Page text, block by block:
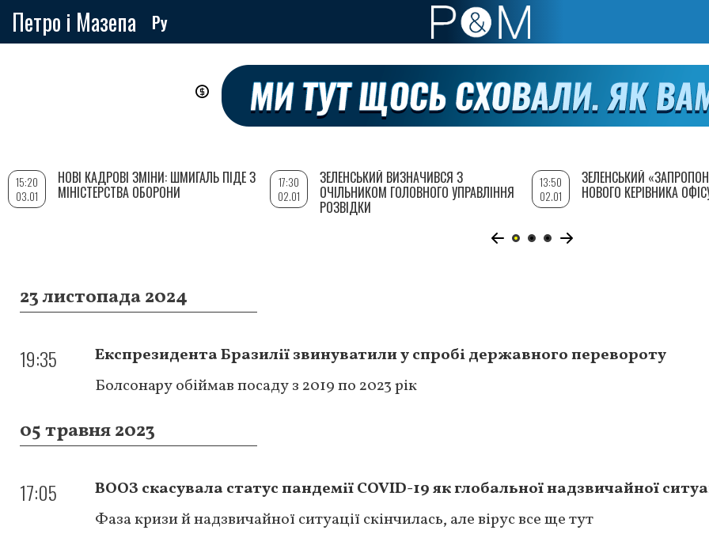
Петро і Мазепа Ру
23 листопада 2024
19:35
Експрезидента Бразилії звинуватили у спробі державного перевороту
Болсонару обіймав посаду з 2019 по 2023 рік
05 травня 2023
17:05
ВООЗ скасувала статус пандемії COVID-19 як глобальної надзвичайної
Фаза кризи й надзвичайної ситуації скінчилась, але вірус все ще тут
15:20
03.01
НОВІ КАДРОВІ ЗМІНИ: ШМИГАЛЬ ПІДЕ З
МІНІСТЕРСТВА ОБОРОНИ
17:30
02.01
ЗЕЛЕНСЬКИЙ ВИЗНАЧИВСЯ З
ОЧІЛЬНИКОМ ГОЛОВНОГО УПРАВЛІННЯ
РОЗВІДКИ
13:50
02.01
ЗЕЛЕНСЬКИЙ
НОВОГО КЕРІВНИКА